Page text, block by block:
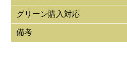
グリーン購入対応
備考